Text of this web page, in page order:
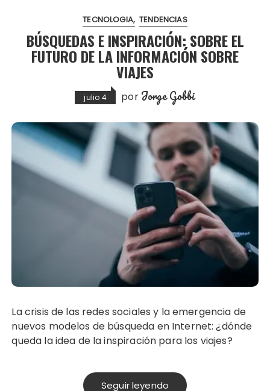
TECNOLOGIA TENDENCIAS
BÚSQUEDAS E INSPIRACIÓN: SOBRE EL
FUTURO DE LA INFORMACIÓN SOBRE
VIAJES
julio 4 por Jorge Gobbi
La crisis de las redes sociales y la emergencia de
nuevos modelos de búsqueda en Internet: ¿dónde
queda la idea de la inspiración para los viajes?
Seguir leyendo